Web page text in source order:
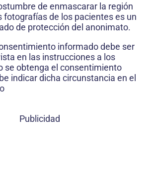
de enmascarar la región
fotografías de los pacientes es un
de protección del anonimato.
informado debe ser
en las instrucciones a los
se obtenga el consentimiento
indicar dicha circunstancia en el
Publicidad